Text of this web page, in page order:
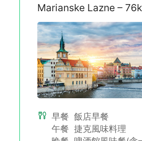
Marianske Lazne –
早餐 飯店早餐
午餐 捷克風味料理